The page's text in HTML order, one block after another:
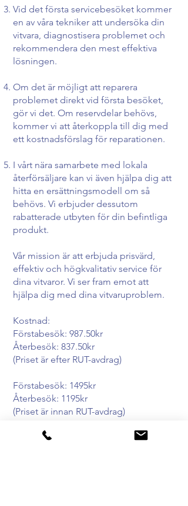
Vid det första servicebesöket kommer
en av våra tekniker att undersöka din
vitvara, diagnostisera problemet och
rekommendera den mest effektiva
lösningen.
Om det är möjligt att reparera
problemet direkt vid första besöket,
gör vi det. Om reservdelar behövs,
kommer vi att återkoppla till dig med
ett kostnadsförslag för reparationen.
I vårt nära samarbete med lokala
återförsäljare kan vi även hjälpa dig att
hitta en ersättningsmodell om så
behövs. Vi erbjuder dessutom
rabatterade utbyten för din befintliga
produkt.
Vår mission är att erbjuda prisvärd,
effektiv och högkvalitativ service för
dina vitvaror. Vi ser fram emot att
hjälpa dig med dina vitvaruproblem.
Kostnad:
Förstabesök: 987.50kr
Återbesök: 837.50kr
(Priset är efter RUT-avdrag)
Förstabesök: 1495kr
Återbesök: 1195kr
(Priset är innan RUT-avdrag)